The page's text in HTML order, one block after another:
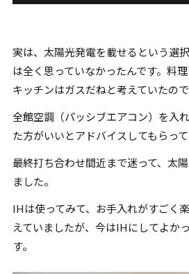
実は、太陽光発電を載せるという選
は全く思っていなかったんです。料理
キッチンはガスだねと考えていたの
全館空調（パッシブエアコン）を入
た方がいいとアドバイスしてもらって
最終打ち合わせ間近まで迷って、太
ました。
IHは使ってみて、お手入れがすごく
えていましたが、今はIHにしてよか
す。